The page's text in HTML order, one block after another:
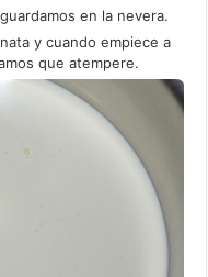
en la nevera.
y cuando empiece a
que atempere.